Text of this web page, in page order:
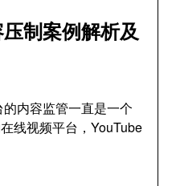
制案例解析及
内容监管一直是一个
线视频平台，YouTube